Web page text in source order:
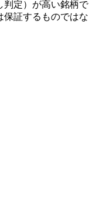
判定）が高い銘柄で
保証するものではな